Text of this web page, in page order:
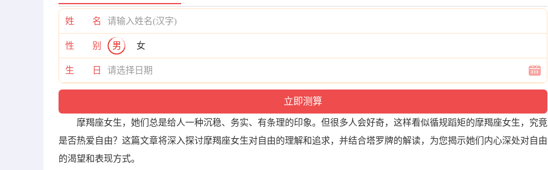
姓 名
性 别 男 女
生 日
摩羯座女生，她们总是给人一种沉稳、务实、有条理的印象。但很多人会好奇，这样看似循规蹈矩的摩羯座女生，究竟
是否热爱自由？这篇文章将深入探讨摩羯座女生对自由的理解和追求，并结合塔罗牌的解读，为您揭示她们内心深处对自由
的渴望和表现方式。